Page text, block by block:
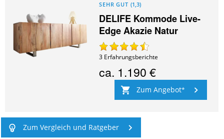
SEHR GUT (1,3)
DELIFE Kommode Live-
Edge Akazie Natur
3 Erfahrungsberichte
ca. 1.190 €
Zum Angebot
Zum Vergleich und Ratgeber